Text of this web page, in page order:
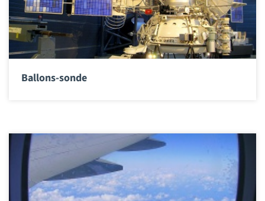
Ballons-sonde